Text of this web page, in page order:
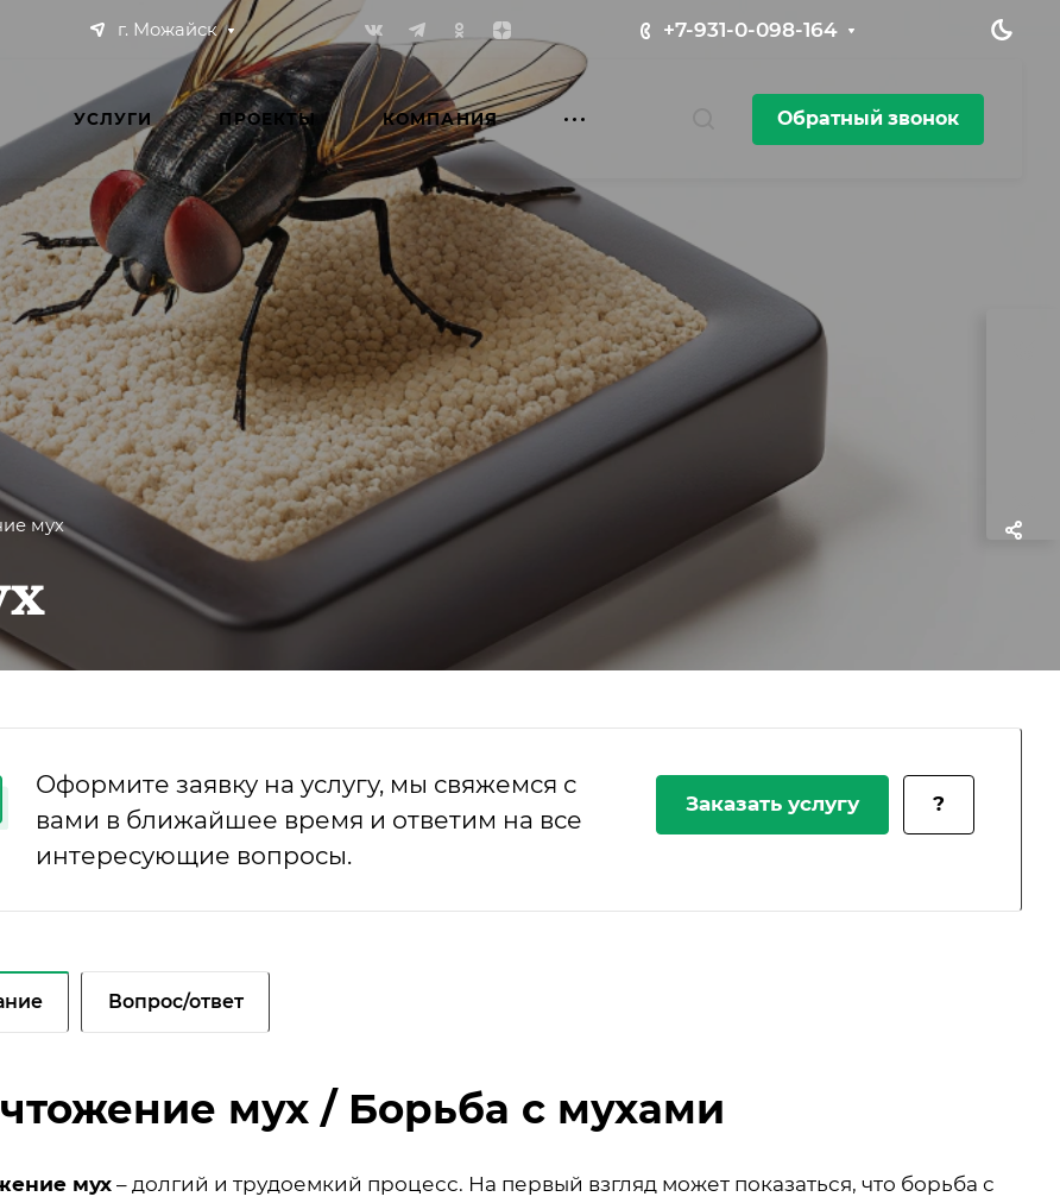
г. Можайск +7-931-0-098-164
УСЛУГИ ПРОЕКТЫ КОМПАНИЯ Обратный звонок
мух
Оформите заявку на услугу, мы свяжемся с
вами в ближайшее время и ответим на все
интересующие вопросы.
Заказать услугу ?
Вопрос/ответ
мух / Борьба с мухами
мух– долгий и трудоемкий процесс. На первый взгляд может показаться, что борьба с